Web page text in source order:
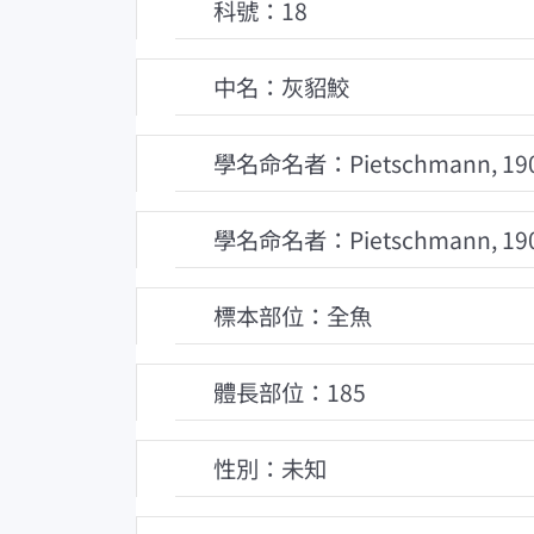
科號：18
中名：灰貂鮫
學名命名者：Pietschmann,
學名命名者：Pietschmann,
標本部位：全魚
體長部位：185
性別：未知